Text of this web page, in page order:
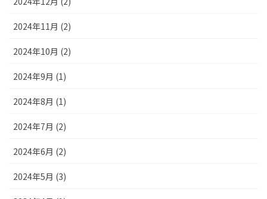
2024年11月 (2)
2024年10月 (2)
2024年9月 (1)
2024年8月 (1)
2024年7月 (2)
2024年6月 (2)
2024年5月 (3)